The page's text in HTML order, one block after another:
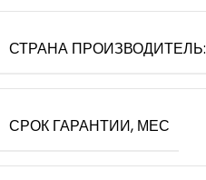
СТРАНА ПРОИЗВОДИТЕЛЬ:
СРОК ГАРАНТИИ, МЕС